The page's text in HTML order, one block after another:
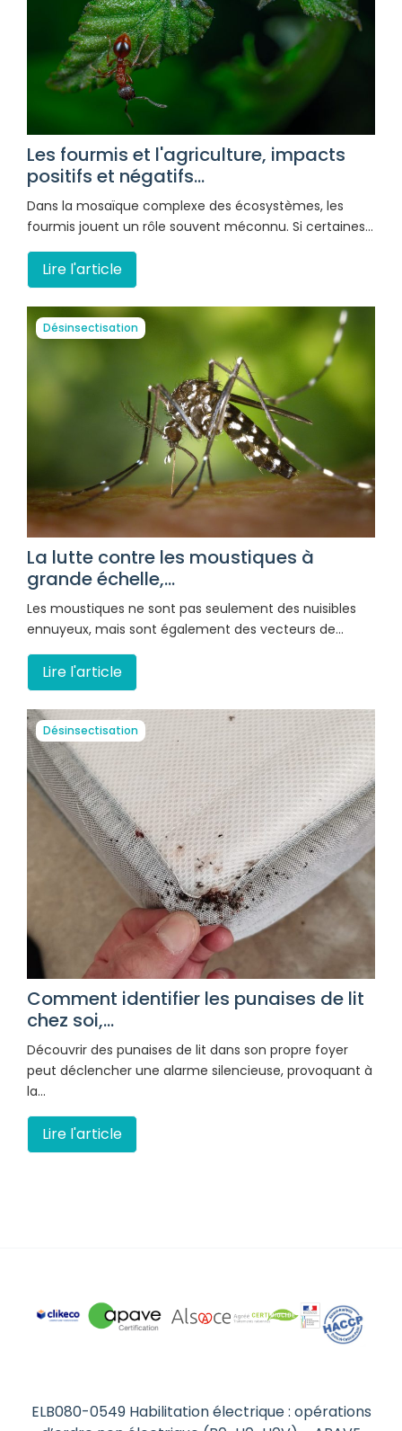
Les fourmis et l'agriculture, impacts
positifs et négatifs...
Dans la mosaïque complexe des écosystèmes, les
fourmis jouent un rôle souvent méconnu. Si certaines…
Lire l'article
Désinsectisation
La lutte contre les moustiques à
grande échelle,...
Les moustiques ne sont pas seulement des nuisibles
ennuyeux, mais sont également des vecteurs de…
Lire l'article
Désinsectisation
Comment identifier les punaises de lit
chez soi,...
Découvrir des punaises de lit dans son propre foyer
peut déclencher une alarme silencieuse, provoquant à
la…
Lire l'article
ELB080-0549 Habilitation électrique : opérations